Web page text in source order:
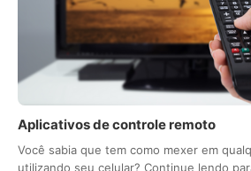
Aplicativos de controle remoto
Você sabia que tem como mexer em
utilizando seu celular? Continue lendo